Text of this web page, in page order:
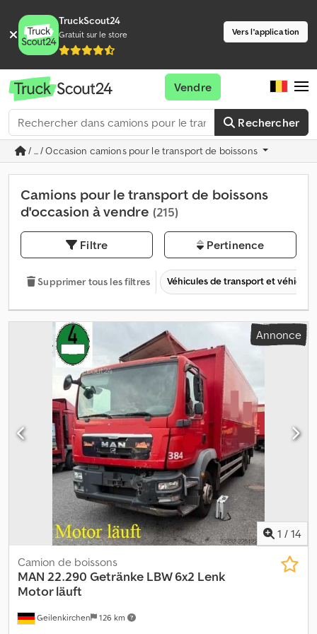
TruckScout24
Gratuit sur le store Vers l'application
Rechercher
Vendre
/ ... / Occasion camions pour le transport de boissons
Camions pour le transport de boissons
d'occasion à vendre (215)
Filtre Pertinence
Supprimer tous les filtres Véhicules de transport et
Annonce
1 / 14
Geilenkirchen 126 km
Camion de boissons
MAN 22.290 Getränke LBW 6x2 Lenk
Motor läuft